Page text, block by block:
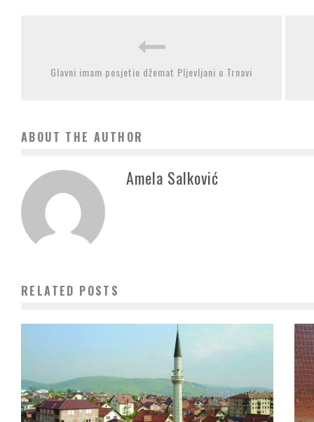
Glavni imam posjetio džemat Pljevljani u Trnavi
ABOUT THE AUTHOR
Amela Salković
RELATED POSTS